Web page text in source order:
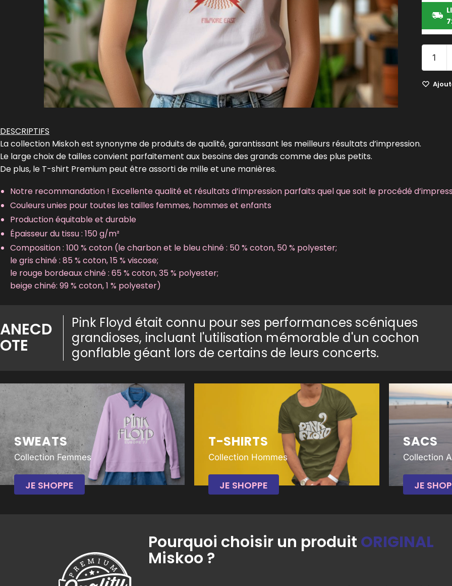
DESCRIPTIFS
La collection Miskoh est synonyme de produits de qualité, garantissant les meilleurs résultats d’impression.
Le large choix de tailles convient parfaitement aux besoins des grands comme des plus petits.
De plus, le T-shirt Premium peut être assorti de mille et une manières.
Notre recommandation ! Excellente qualité et résultats d’impression parfaits quel que soit le procédé
Couleurs unies pour toutes les tailles femmes, hommes et enfants
Production équitable et durable
Épaisseur du tissu : 150 g/m²
Composition : 100 % coton (le charbon et le bleu chiné : 50 % coton, 50 % polyester;
le gris chiné : 85 % coton, 15 % viscose;
le rouge bordeaux chiné : 65 % coton, 35 % polyester;
beige chiné: 99 % coton, 1 % polyester)
ANECD
OTE
Pink Floyd était connu pour ses performances scéniques
grandioses, incluant l'utilisation mémorable d'un cochon
gonflable géant lors de certains de leurs concerts.
SWEATS
Collection Femmes
JE SHOPPE
T-SHIRTS
Collection Hommes
JE SHOPPE
SACS
Collection
JE
Pourquoi choisir un produit ORIGINAL
Miskoo ?